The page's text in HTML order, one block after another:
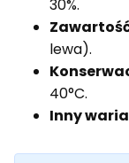
30%.
lewa).
40°C.
Inny